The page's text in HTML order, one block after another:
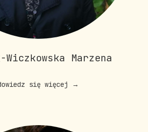
Marzena
się więcej